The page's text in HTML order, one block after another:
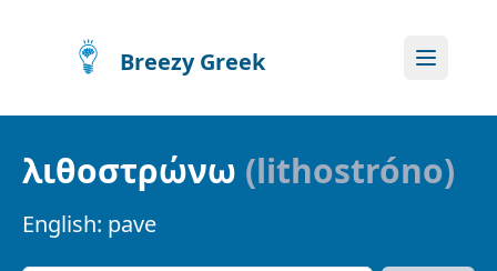
Breezy Greek
λιθοστρώνω (lithostróno)
English: pave